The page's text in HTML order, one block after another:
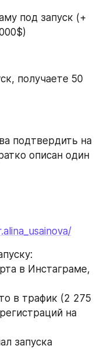
под запуск (+
получаете 50
подтвердить на
описан один
в Инстаграме,
в трафик (2 275
на
запуска